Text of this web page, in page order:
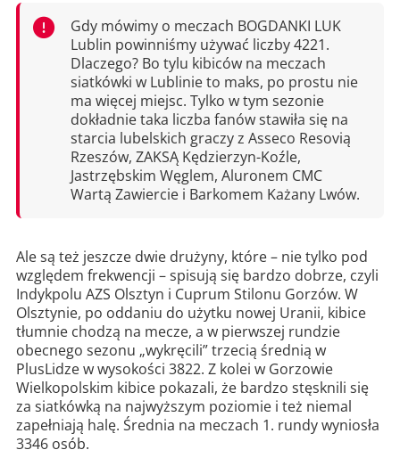
Gdy mówimy o meczach BOGDANKI LUK
Lublin powinniśmy używać liczby 4221.
Dlaczego? Bo tylu kibiców na meczach
siatkówki w Lublinie to maks, po prostu nie
ma więcej miejsc. Tylko w tym sezonie
dokładnie taka liczba fanów stawiła się na
starcia lubelskich graczy z Asseco Resovią
Rzeszów, ZAKSĄ Kędzierzyn-Koźle,
Jastrzębskim Węglem, Aluronem CMC
Wartą Zawiercie i Barkomem Każany Lwów.
Ale są też jeszcze dwie drużyny, które – nie tylko pod
względem frekwencji – spisują się bardzo dobrze, czyli
Indykpolu AZS Olsztyn i Cuprum Stilonu Gorzów. W
Olsztynie, po oddaniu do użytku nowej Uranii, kibice
tłumnie chodzą na mecze, a w pierwszej rundzie
obecnego sezonu „wykręcili” trzecią średnią w
PlusLidze w wysokości 3822. Z kolei w Gorzowie
Wielkopolskim kibice pokazali, że bardzo stęsknili się
za siatkówką na najwyższym poziomie i też niemal
zapełniają halę. Średnia na meczach 1. rundy wyniosła
3346 osób.